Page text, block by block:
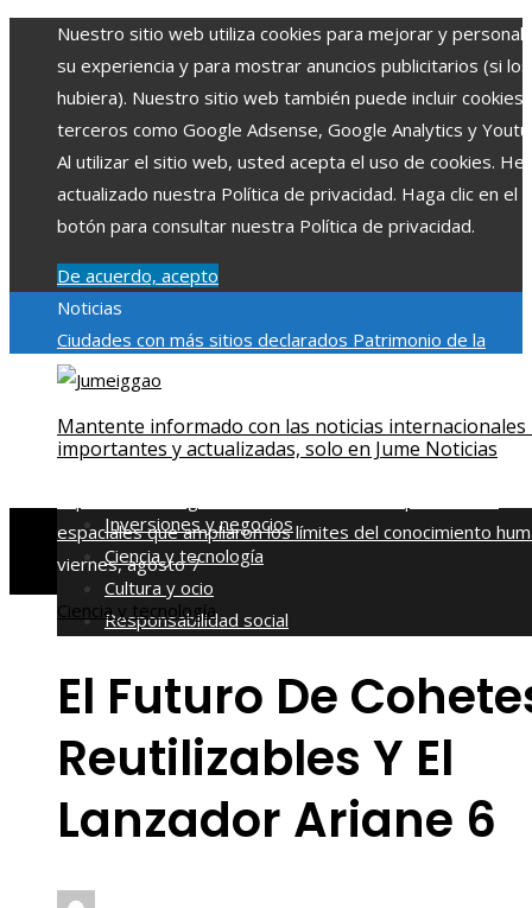
Nuestro sitio web utiliza cookies para mejorar y
su experiencia y para mostrar anuncios publicitarios (si los
hubiera). Nuestro sitio web también puede incluir cookies
terceros como Google Adsense, Google Analytics y
Al utilizar el sitio web, usted acepta el uso de cookies.
actualizado nuestra Política de privacidad. Haga clic en el
botón para consultar nuestra Política de privacidad.
De acuerdo, acepto
Noticias
Ciudades con más sitios declarados Patrimonio de la
Humanidad y su importancia
la inversión productiva y reducir la fragmentación
en Bosnia y Herzegovina
La gran depresión de 1929 y su
espaciales que ampliaron los límites del conocimiento
viernes, agosto 7
Mantente informado con las noticias internacionales
importantes y actualizadas, solo en Jume Noticias
Inversiones y negocios
Ciencia y tecnología
Cultura y ocio
Responsabilidad social
Ciencia y tecnología
El Futuro De
Reutilizables Y El
Lanzador Ariane 6